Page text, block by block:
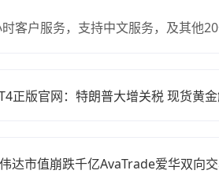
户服务，支持中文服务，及其他
正版官网：特朗普大增关税 现货黄
达市值崩跌千亿AvaTrade爱华双向